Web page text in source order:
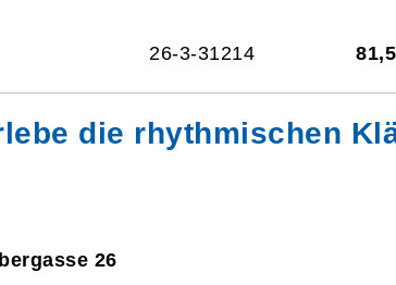
26-3-31214
die rhythmischen
26